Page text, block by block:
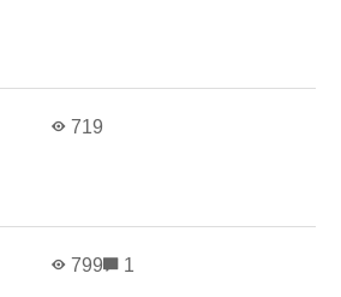
719
799 1